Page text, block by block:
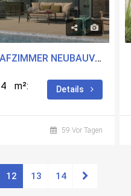
ZU VERKAUFEN 4 SCHLAFZIMMER NEUBAUVILLA IN LOS ALCÃ¡ZARES, MURCIA MIT POOL
m²:
Details
59 Vor Tagen
12 13 14